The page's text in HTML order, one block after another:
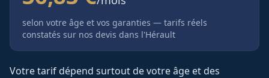
selon votre âge et vos garanties — tarifs réels
constatés sur nos devis dans l'Hérault
Votre tarif dépend surtout de votre âge et des